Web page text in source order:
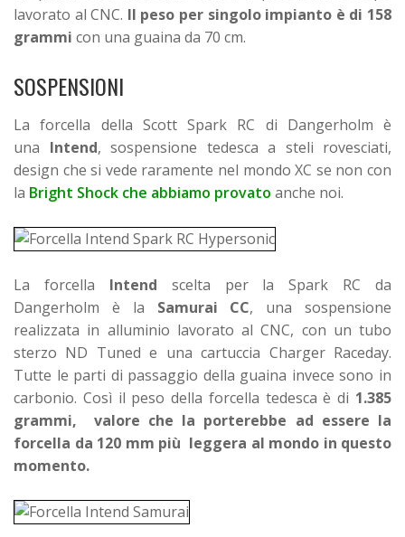
lavorato al CNC. Il peso per singolo impianto è di 158
grammi con una guaina da 70 cm.
SOSPENSIONI
La forcella della Scott Spark RC di Dangerholm è
una Intend, sospensione tedesca a steli rovesciati,
design che si vede raramente nel mondo XC se non con
la Bright Shock che abbiamo provato anche noi.
La forcella Intend scelta per la Spark RC da
Dangerholm è la Samurai CC, una sospensione
realizzata in alluminio lavorato al CNC, con un tubo
sterzo ND Tuned e una cartuccia Charger Raceday.
Tutte le parti di passaggio della guaina invece sono in
carbonio. Così il peso della forcella tedesca è di 1.385
grammi,
valore che la porterebbe ad essere la
forcella da 120 mm più leggera al mondo in questo
momento.